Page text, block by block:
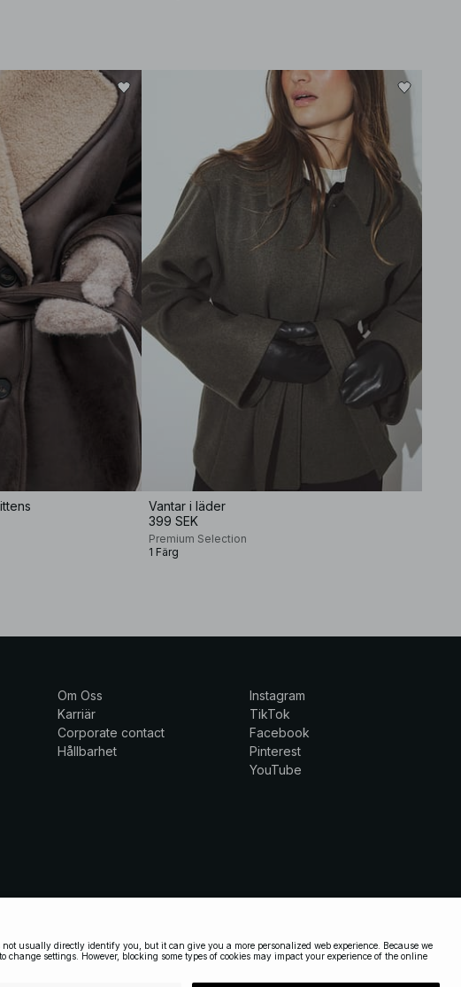
Vantar i läder
399 SEK
Premium Selection
1 Färg
Om Oss
Karriär
Corporate contact
Hållbarhet
Instagram
TikTok
Facebook
Pinterest
YouTube